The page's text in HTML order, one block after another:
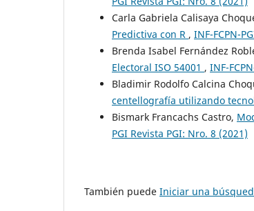
Carla Gabriela Calisaya
Predictiva con R , INF-FCPN-
Brenda Isabel Fernández
Electoral ISO 54001 , INF-
Bladimir Rodolfo Calcina
centellografía utilizando
Bismark Francachs Castro,
PGI Revista PGI: Nro. 8 (2021)
También puede Iniciar una